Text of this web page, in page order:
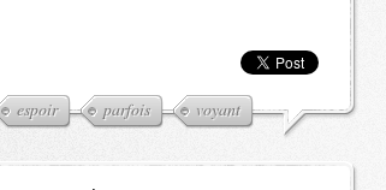
espoir parfois voyant